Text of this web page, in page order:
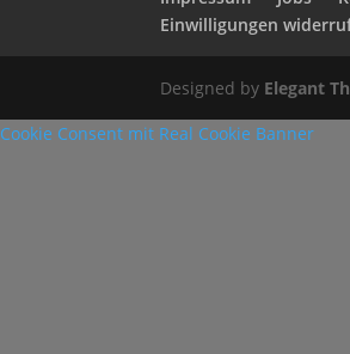
Einwilligungen
Designed by Elegant
Cookie Consent mit Real Cookie Banner